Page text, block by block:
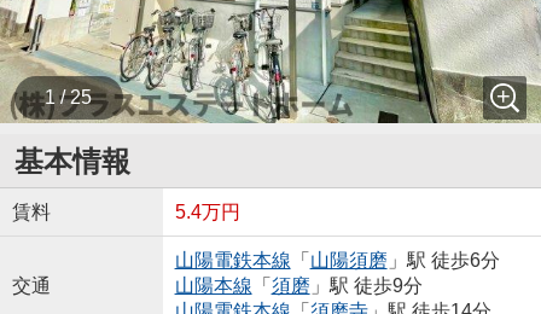
1 / 25
基本情報
賃料 5.4万円
交通
山陽電鉄本線 「 山陽須磨 」駅 徒歩6分
山陽本線 「 須磨 」駅 徒歩9分